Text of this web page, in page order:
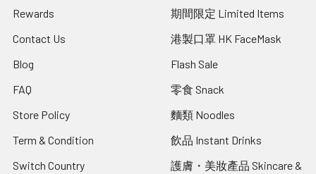
Rewards
Contact Us
Blog
FAQ
Store Policy
Term & Condition
Switch Country
期間限定 Limited Items
港製口罩 HK FaceMask
Flash Sale
零食 Snack
麵類 Noodles
飲品 Instant Drinks
護膚・美妝產品 Skincare &